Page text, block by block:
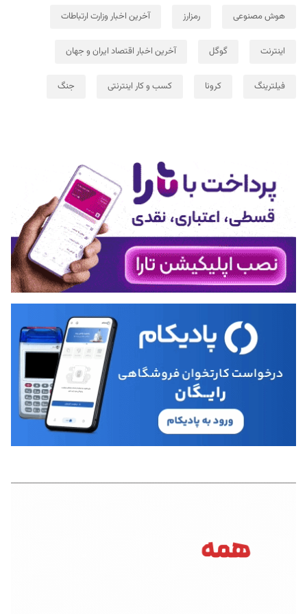
هوش مصنوعی رمزارز آخرین اخبار وزارت ارتباطات
اینترنت گوگل آخرین اخبار اقتصاد ایران و جهان
فیلترینگ کرونا کسب و کار اینترنتی جنگ